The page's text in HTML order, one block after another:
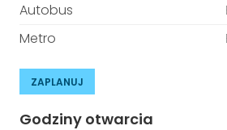
Autobus
Metro
ZAPLANUJ
Godziny otwarcia